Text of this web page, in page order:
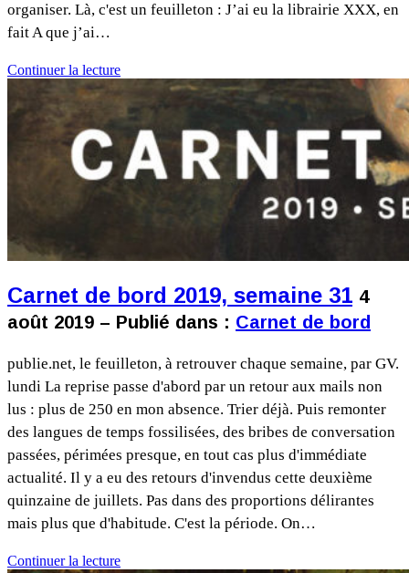
organiser. Là, c'est un feuilleton : J’ai eu la librairie XXX, en
fait A que j’ai…
Continuer la lecture
Carnet de bord 2019, semaine 31 4
août 2019 – Publié dans : Carnet de bord
publie.net, le feuilleton, à retrouver chaque semaine, par GV.
lundi La reprise passe d'abord par un retour aux mails non
lus : plus de 250 en mon absence. Trier déjà. Puis remonter
des langues de temps fossilisées, des bribes de conversation
passées, périmées presque, en tout cas plus d'immédiate
actualité. Il y a eu des retours d'invendus cette deuxième
quinzaine de juillets. Pas dans des proportions délirantes
mais plus que d'habitude. C'est la période. On…
Continuer la lecture